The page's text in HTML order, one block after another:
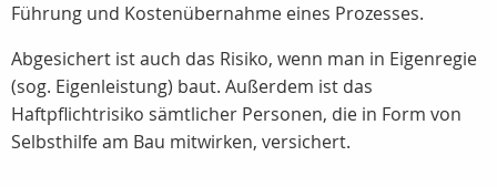
Führung und Kostenübernahme eines Prozesses.
Abgesichert ist auch das Risiko, wenn man in Eigenregie
(sog. Eigenleistung) baut. Außerdem ist das
Haftpflichtrisiko sämtlicher Personen, die in Form von
Selbsthilfe am Bau mitwirken, versichert.